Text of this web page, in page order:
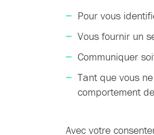
Pour vous
Vous fournir un
Communiquer
Tant que vous
comportement
Avec votre